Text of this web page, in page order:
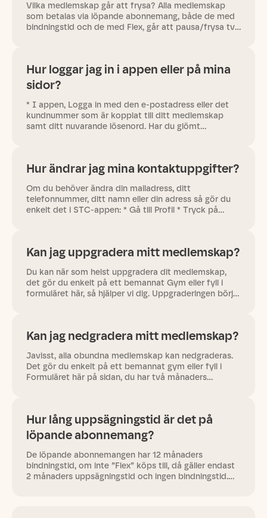
Vilka medlemskap går att frysa? Alla medlemskap
som betalas via löpande abonnemang, både de med
bindningstid och de med Flex, går att pausa/frysa två
Hur loggar jag in i appen eller på mina
sidor?
* I appen, Logga in med den e-postadress eller det
kundnummer som är kopplat till ditt medlemskap
samt ditt nuvarande lösenord. Har du glömt
Hur ändrar jag mina kontaktuppgifter?
Om du behöver ändra din mailadress, ditt
telefonnummer, ditt namn eller din adress så gör du
enkelt det i STC-appen: * Gå till Profil * Tryck på
Kan jag uppgradera mitt medlemskap?
Du kan när som helst uppgradera dit medlemskap,
det gör du enkelt på ett bemannat Gym eller fyll i
formuläret här, så hjälper vi dig. Uppgraderingen börjar
Kan jag nedgradera mitt medlemskap?
Javisst, alla obundna medlemskap kan nedgraderas.
Det gör du enkelt på ett bemannat gym eller fyll i
Formuläret här på sidan, du har två månaders
Hur lång uppsägningstid är det på
löpande abonnemang?
De löpande abonnemangen har 12 månaders
bindningstid, om inte ”Flex” köps till, då gäller endast
2 månaders uppsägningstid och ingen bindningstid.